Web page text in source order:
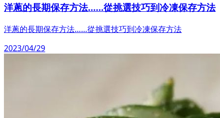
洋蔥的長期保存方法……從挑選技巧到冷凍保存方法
洋蔥的長期保存方法……從挑選技巧到冷凍保存方法
2023/04/29